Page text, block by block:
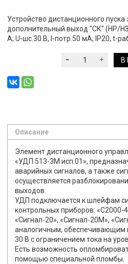
Устройство дистанционного пуска
дополнительный выход "СК" (НР/
А; U-шс.30 В, I-потр.50 мА; IP20, t-
В
Описание
Элемент дистанционного
«УДП 513-3М исп.01»,
аварийных сигналов, а также
осуществляется
выходов.
УДП подключается к шлейфам
контрольных приборов: «С2000-
«Сигнал-20», «Сигнал-20М»,
аналогичным,
30 В с ограничением тока на
Есть возможность
помощью специальной пломбы.